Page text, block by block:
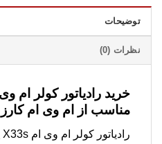
توضیحات
نظرات (0)
مناسب از ام وی ام کارز